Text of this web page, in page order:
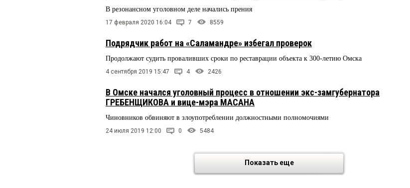
В резонансном уголовном деле начались прения
17 февраля 2020 16:04 7 8559
Подрядчик работ на «Саламандре» избегал проверок
Продолжают судить проваливших сроки по реставрации объекта к 300-летию Омска
4 сентября 2019 15:47 4 2426
В Омске начался уголовный процесс в отношении экс-замгубернатора
ГРЕБЕНЩИКОВА и вице-мэра МАСАНА
Чиновников обвиняют в злоупотреблении должностными полномочиями
24 июля 2019 12:00 0 5484
Показать еще